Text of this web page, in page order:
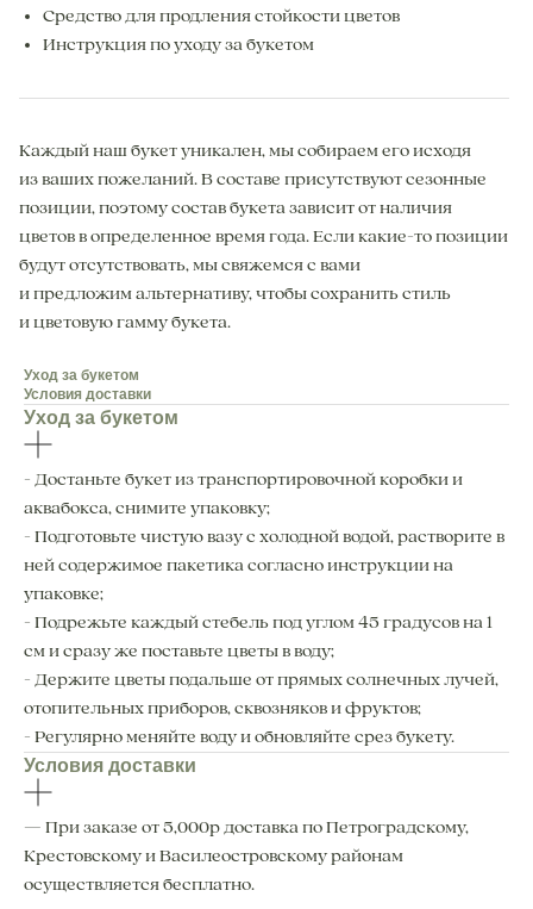
Средство для продления стойкости цветов
Инструкция по уходу за букетом
Каждый наш букет уникален, мы собираем его исходя
из ваших пожеланий. В составе присутствуют сезонные
позиции, поэтому состав букета зависит от наличия
цветов в определенное время года. Если какие-то позиции
будут отсутствовать, мы свяжемся с вами
и предложим альтернативу, чтобы сохранить стиль
и цветовую гамму букета.
Уход за букетом
Условия доставки
Уход за букетом
- Достаньте букет из транспортировочной коробки и
аквабокса, снимите упаковку;
- Подготовьте чистую вазу с холодной водой, растворите в
ней содержимое пакетика согласно инструкции на
упаковке;
- Подрежьте каждый стебель под углом 45 градусов на 1
см и сразу же поставьте цветы в воду;
- Держите цветы подальше от прямых солнечных лучей,
отопительных приборов, сквозняков и фруктов;
- Регулярно меняйте воду и обновляйте срез букету.
Условия доставки
— При заказе от 5,000р доставка по Петроградскому,
Крестовскому и Василеостровскому районам
осуществляется бесплатно.